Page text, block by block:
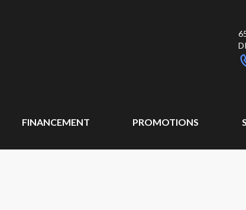
FINANCEMENT PROMOTIONS